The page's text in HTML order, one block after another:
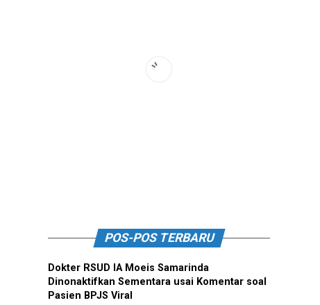
POS-POS TERBARU
Dokter RSUD IA Moeis Samarinda
Dinonaktifkan Sementara usai Komentar soal
Pasien BPJS Viral